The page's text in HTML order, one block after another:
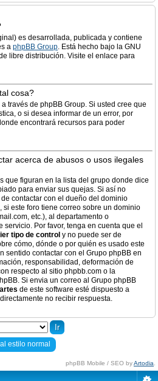
es desarrollada, publicada y contiene
a phpBB Group. Está hecho bajo la GNU
libre distribución. Visite el enlace para
cosa?
través de phpBB Group. Si usted cree que
o si desea informar de un error, por
encontrará recursos para poder
acerca de abusos o usos ilegales
que figuran en la lista del grupo donde dice
para enviar sus quejas. Si así no
contactar con el dueño del dominio
si este foro tiene correo sobre un dominio
etc.), al departamento o
Por favor, tenga en cuenta que el
tipo de control y no puede ser de
cómo, dónde o por quién es usado este
sentido contactar con el Grupo phpBB en
responsabilidad, deformación de
respecto al sitio phpbb.com o la
Si envia un correo al Grupo phpBB
de este software esté dispuesto a
no recibir respuesta.
al estilo normal
phpBB Mobile / SEO byArtodia